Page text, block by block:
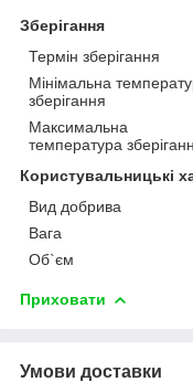
Зберігання
Термін зберігання
Мінімальна
зберігання
Максимальна
температура
Користувальницькі
Вид добрива
Вага
Об`єм
Приховати
Умови доставки